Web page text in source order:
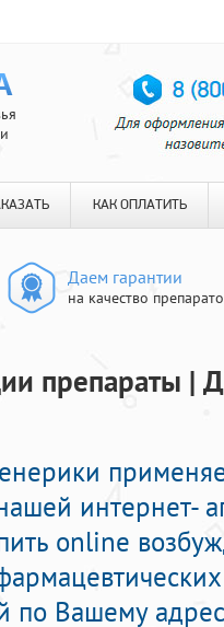
КАК ОПЛАТИТЬ
Даем гарантии
на качество
препараты |
интернет-
online
по Вашему